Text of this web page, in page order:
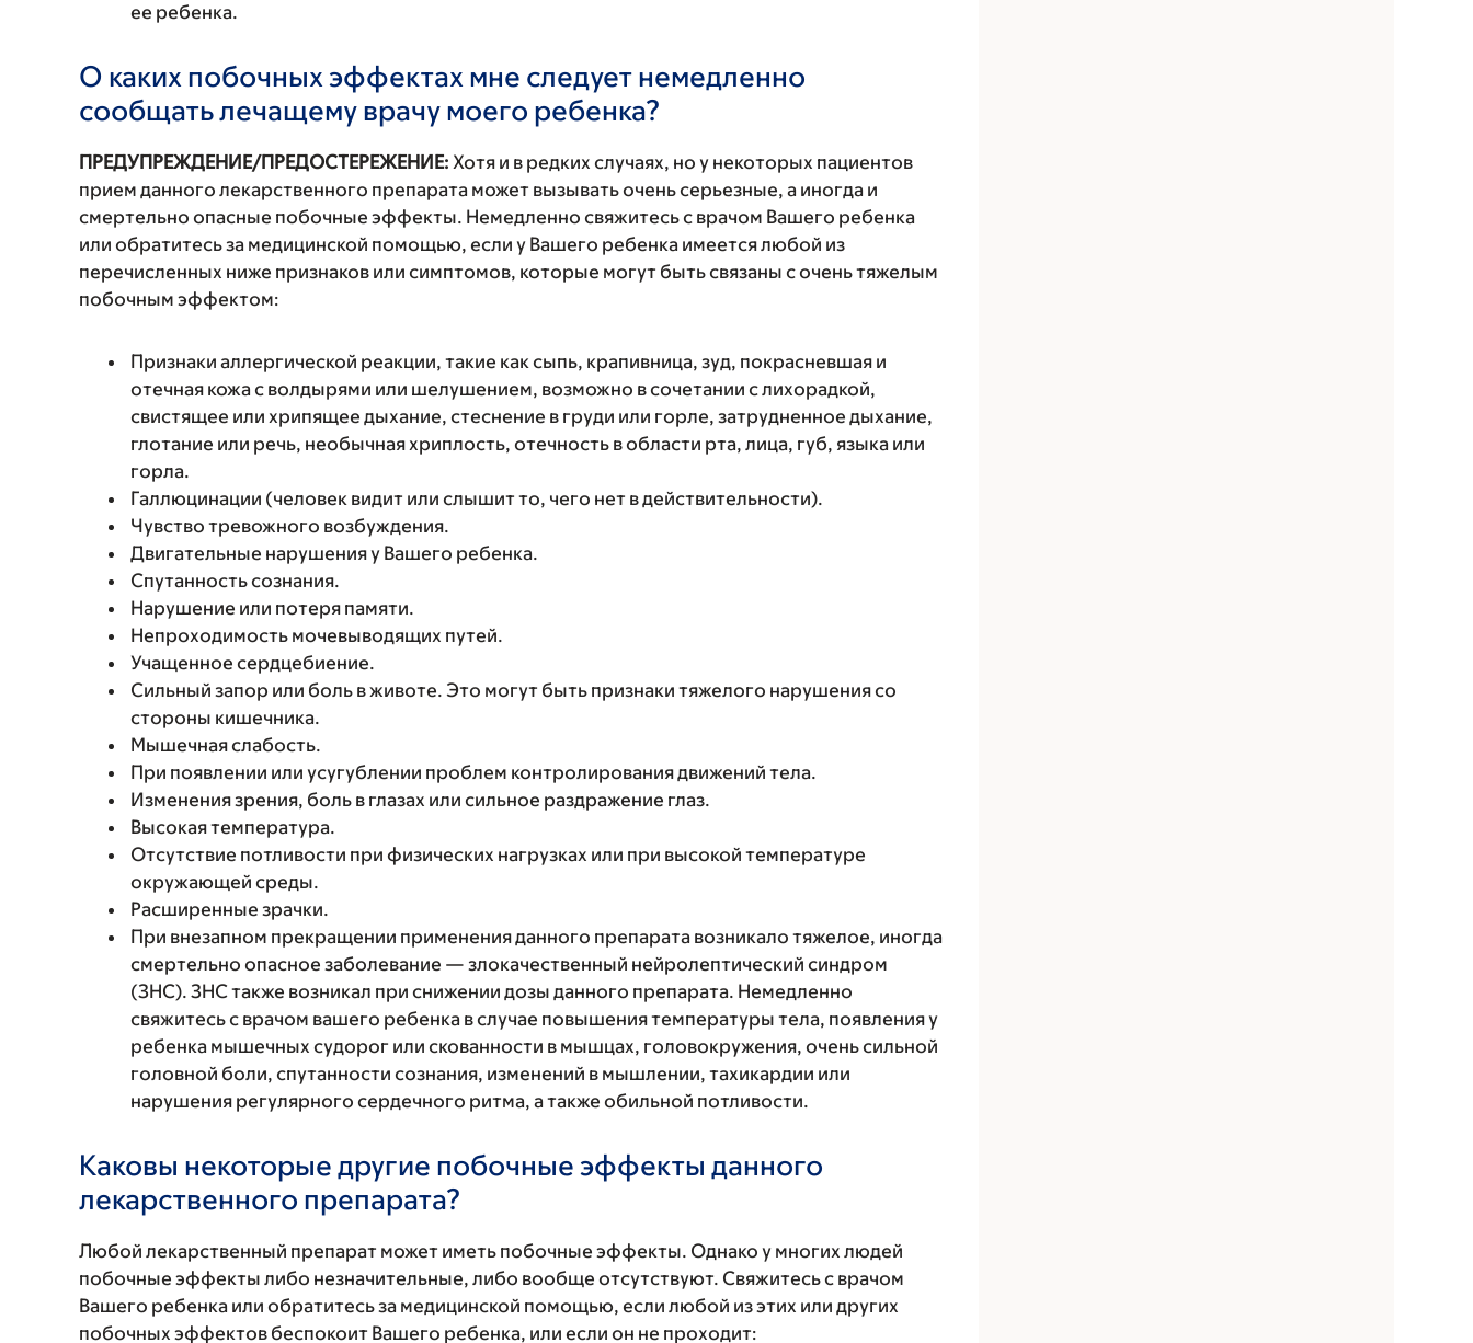
ее ребенка.
О каких побочных эффектах мне следует немедленно
сообщать лечащему врачу моего ребенка?
ПРЕДУПРЕЖДЕНИЕ/ПРЕДОСТЕРЕЖЕНИЕ: Хотя и в редких случаях, но у некоторых пациентов
прием данного лекарственного препарата может вызывать очень серьезные, а иногда и
смертельно опасные побочные эффекты. Немедленно свяжитесь с врачом Вашего ребенка
или обратитесь за медицинской помощью, если у Вашего ребенка имеется любой из
перечисленных ниже признаков или симптомов, которые могут быть связаны с очень тяжелым
побочным эффектом:
Признаки аллергической реакции, такие как сыпь, крапивница, зуд, покрасневшая и
отечная кожа с волдырями или шелушением, возможно в сочетании с лихорадкой,
свистящее или хрипящее дыхание, стеснение в груди или горле, затрудненное дыхание,
глотание или речь, необычная хриплость, отечность в области рта, лица, губ, языка или
горла.
Галлюцинации (человек видит или слышит то, чего нет в действительности).
Чувство тревожного возбуждения.
Двигательные нарушения у Вашего ребенка.
Спутанность сознания.
Нарушение или потеря памяти.
Непроходимость мочевыводящих путей.
Учащенное сердцебиение.
Сильный запор или боль в животе. Это могут быть признаки тяжелого нарушения со
стороны кишечника.
Мышечная слабость.
При появлении или усугублении проблем контролирования движений тела.
Изменения зрения, боль в глазах или сильное раздражение глаз.
Высокая температура.
Отсутствие потливости при физических нагрузках или при высокой температуре
окружающей среды.
Расширенные зрачки.
При внезапном прекращении применения данного препарата возникало тяжелое, иногда
смертельно опасное заболевание — злокачественный нейролептический синдром
(ЗНС). ЗНС также возникал при снижении дозы данного препарата. Немедленно
свяжитесь с врачом вашего ребенка в случае повышения температуры тела, появления у
ребенка мышечных судорог или скованности в мышцах, головокружения, очень сильной
головной боли, спутанности сознания, изменений в мышлении, тахикардии или
нарушения регулярного сердечного ритма, а также обильной потливости.
Каковы некоторые другие побочные эффекты данного
лекарственного препарата?
Любой лекарственный препарат может иметь побочные эффекты. Однако у многих людей
побочные эффекты либо незначительные, либо вообще отсутствуют. Свяжитесь с врачом
Вашего ребенка или обратитесь за медицинской помощью, если любой из этих или других
побочных эффектов беспокоит Вашего ребенка, или если он не проходит: